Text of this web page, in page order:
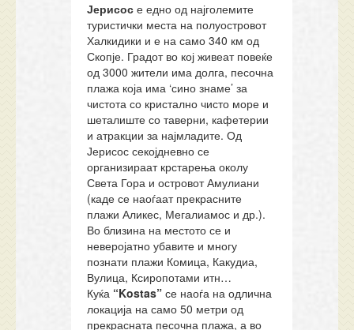
Јерисос е едно од најголемите
туристички места на полуостровот
Халкидики и е на само 340 км од
Скопје. Градот во кој живеат повеќе
од 3000 жители има долга, песочна
плажа која има ‘сино знаме’ за
чистота со кристално чисто море и
шеталиште со таверни, кафетерии
и атракции за најмладите. Од
Јерисос секојдневно се
организираат крстарења околу
Света Гора и островот Амулиани
(каде се наоѓаат прекрасните
плажи Аликес, Мегалиамос и др.).
Во близина на местото се и
неверојатно убавите и многу
познати плажи Комица, Какудиа,
Вулица, Ксиропотами итн…
Куќа “Kostas” се наоѓа на одлична
локација на само 50 метри од
прекрасната песочна плажа, а во